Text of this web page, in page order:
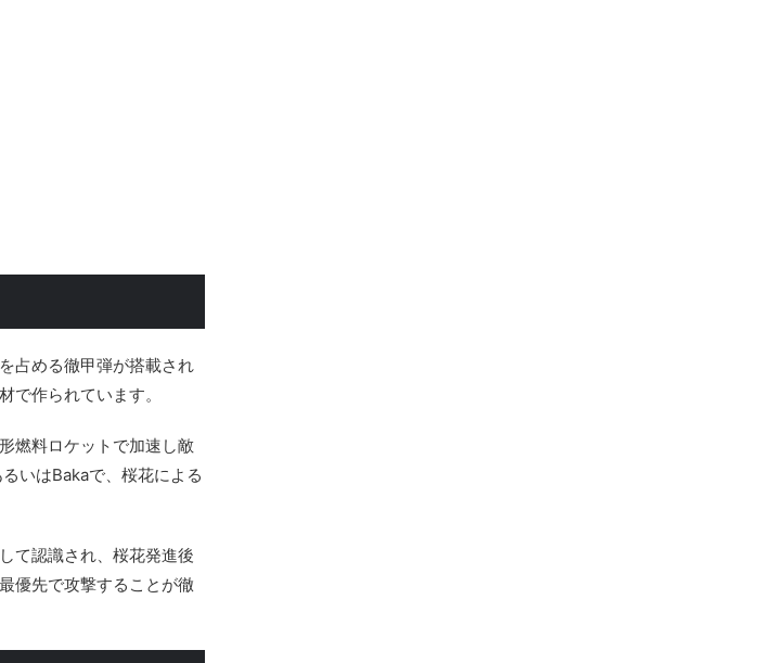
占める徹甲弾が搭載され
で作られています。
燃料ロケットで加速し敵
いはBakaで、桜花による
て認識され、桜花発進後
優先で攻撃することが徹